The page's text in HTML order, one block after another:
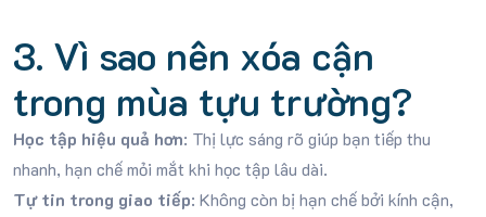
3. Vì sao nên xóa cận
trong mùa tựu trường?
Học tập hiệu quả hơn: Thị lực sáng rõ giúp bạn tiếp thu
nhanh, hạn chế mỏi mắt khi học tập lâu dài.
Tự tin trong giao tiếp: Không còn bị hạn chế bởi kính cận,